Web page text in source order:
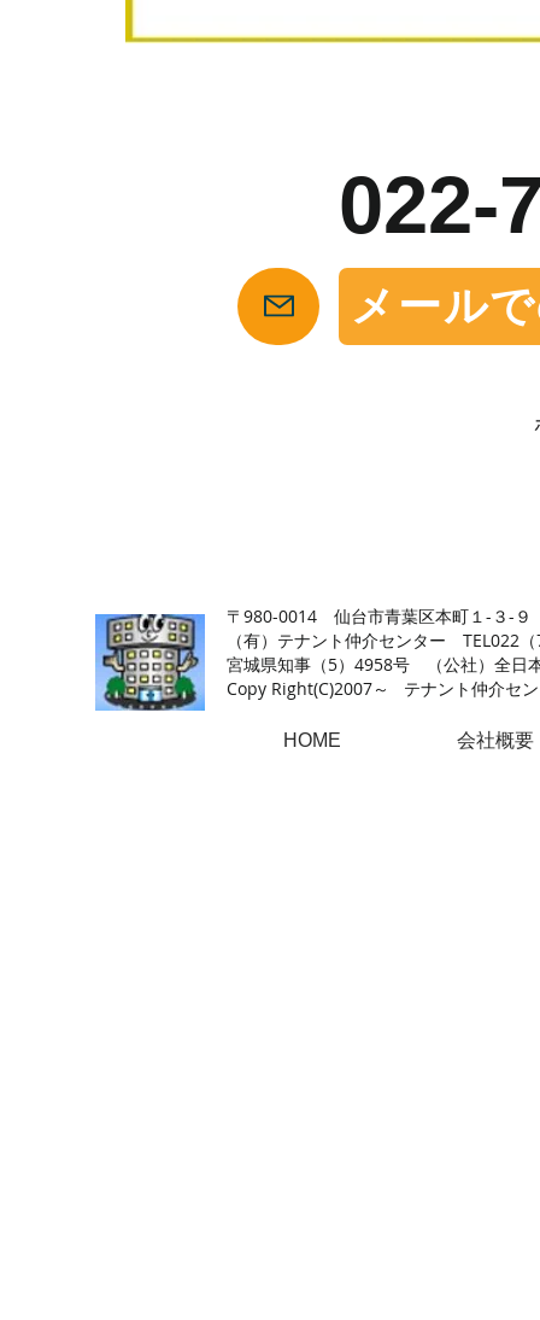
022-
メール
〒980-0014 仙台市青葉区本町１-３-９
（有）テナント仲介センター TEL022
宮城県知事（5）4958号 （公社）全日
Copy Right(C)2007～ テナント仲介セ
HOME 会社概要